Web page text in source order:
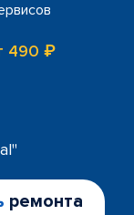
490 ₽
ремонта